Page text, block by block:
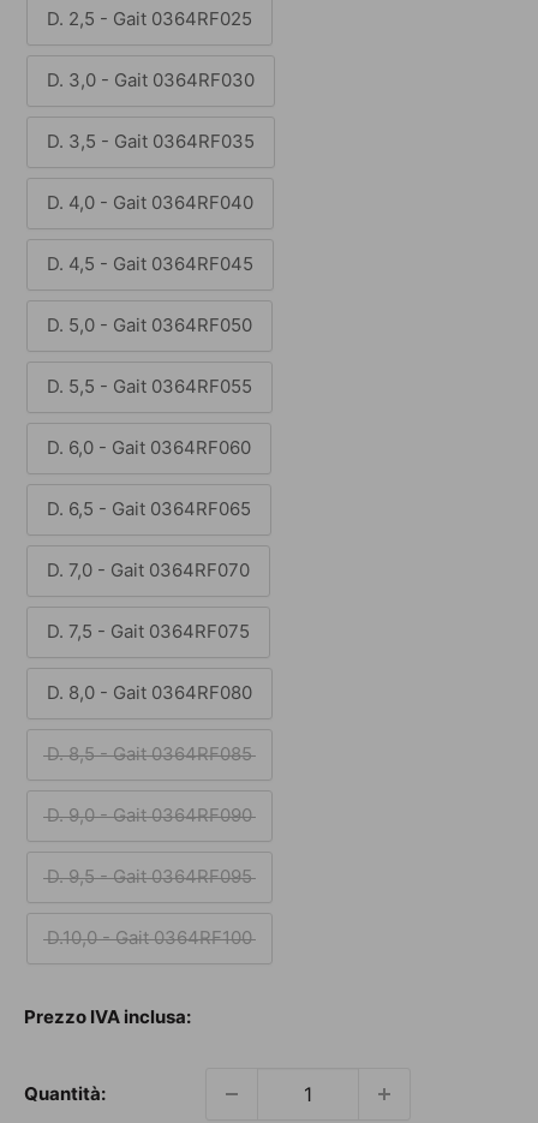
D. 2,5 - Gait 0364RF025
D. 3,0 - Gait 0364RF030
D. 3,5 - Gait 0364RF035
D. 4,0 - Gait 0364RF040
D. 4,5 - Gait 0364RF045
D. 5,0 - Gait 0364RF050
D. 5,5 - Gait 0364RF055
D. 6,0 - Gait 0364RF060
D. 6,5 - Gait 0364RF065
D. 7,0 - Gait 0364RF070
D. 7,5 - Gait 0364RF075
D. 8,0 - Gait 0364RF080
D. 8,5 - Gait 0364RF085
D. 9,0 - Gait 0364RF090
D. 9,5 - Gait 0364RF095
D.10,0 - Gait 0364RF100
Prezzo IVA inclusa:
Quantità: